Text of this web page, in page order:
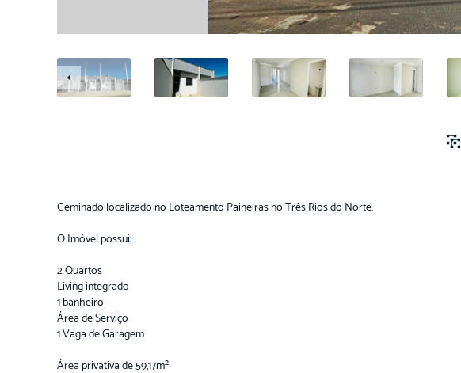
Geminado localizado no Loteamento Paineiras no Três Rios do Norte.
O Imóvel possui:
2 Quartos
Living integrado
1 banheiro
Área de Serviço
1 Vaga de Garagem
Área privativa de 59,17m²